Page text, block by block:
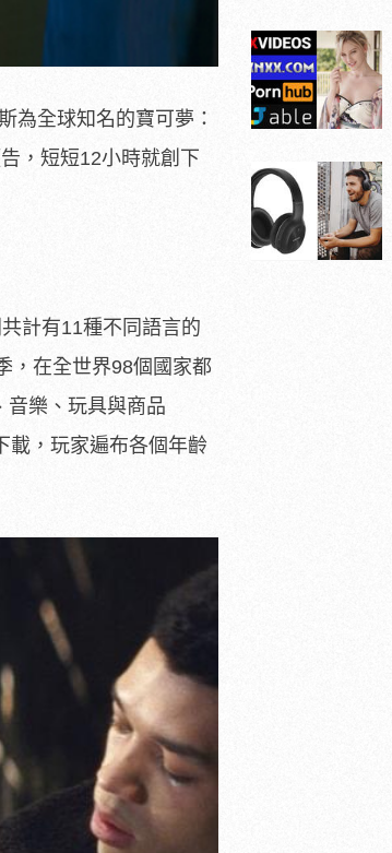
為全球知名的寶可夢：
，短短12小時就創下
計有11種不同語言的
，在全世界98個國家都
音樂、玩具與商品
， 玩家遍布各個年齡